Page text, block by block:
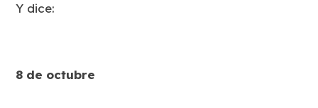
Y dice:
8 de octubre